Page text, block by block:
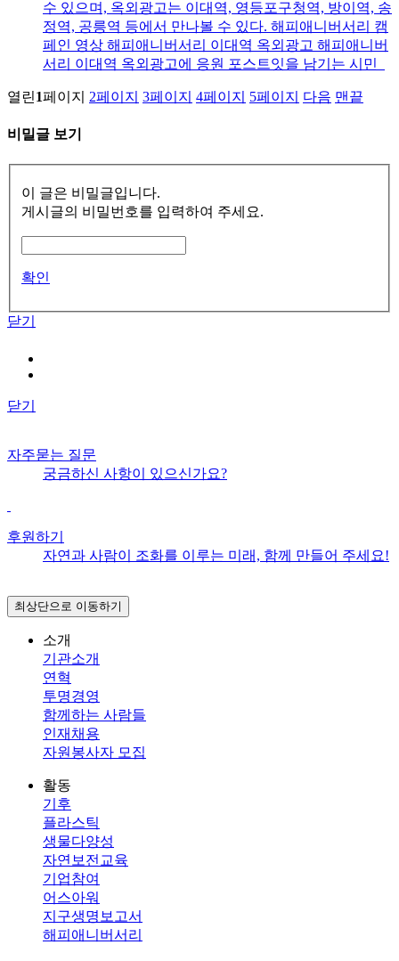
수 있으며, 옥외광고는 이대역, 영등포구청역, 방이역, 송
정역, 공릉역 등에서 만나볼 수 있다. 해피애니버서리 캠
페인 영상 해피애니버서리 이대역 옥외광고 해피애니버
서리 이대역 옥외광고에 응원 포스트잇을 남기는 시민
열린1페이지 2페이지 3페이지 4페이지 5페이지 다음 맨끝
비밀글 보기
이 글은 비밀글입니다.
게시글의 비밀번호를 입력하여 주세요.
확인
닫기
닫기
자주묻는 질문
궁금하신 사항이 있으신가요?
후원하기
자연과 사람이 조화를 이루는 미래, 함께 만들어 주세요!
최상단으로 이동하기
소개
기관소개
연혁
투명경영
함께하는 사람들
인재채용
자원봉사자 모집
활동
기후
플라스틱
생물다양성
자연보전교육
기업참여
어스아워
지구생명보고서
해피애니버서리